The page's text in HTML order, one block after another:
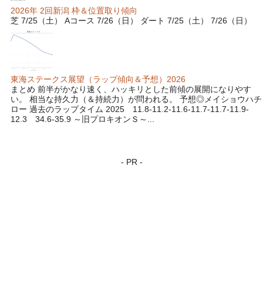
2026年 2回新潟 枠＆位置取り傾向
芝 7/25（土） Aコース 7/26（日） ダート 7/25（土） 7/26（日）
東海ステークス展望（ラップ傾向＆予想）2026
まとめ 前半がかなり速く、ハッキリとした前傾の展開になりやす
い。 相当な持久力（＆持続力）が問われる。 予想◎メイショウハチ
ロー 過去のラップタイム 2025 11.8-11.2-11.6-11.7-11.7-11.9-
12.3 34.6-35.9 ～旧プロキオンＳ～...
- PR -